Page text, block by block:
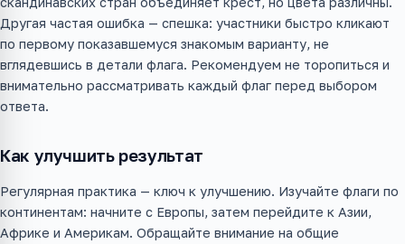
Другая частая ошибка — спешка: участники быстро кликают
по первому показавшемуся знакомым варианту, не
вглядевшись в детали флага. Рекомендуем не торопиться и
внимательно рассматривать каждый флаг перед выбором
ответа.
Как улучшить результат
Регулярная практика — ключ к улучшению. Изучайте флаги по
континентам: начните с Европы, затем перейдите к Азии,
Африке и Америкам. Обращайте внимание на общие